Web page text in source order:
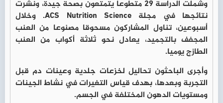
وشملت الدراسة 29 متطوعا يتمتعون بصحة جيدة، ونشرت
نتائجها في مجلة ACS Nutrition Science. وخلال
أسبوعين، تناول المشاركون مسحوقا مصنوعا من العنب
المجفف بالتجميد، يعادل نحو ثلاثة أكواب من العنب
الطازج يوميا.
وأجرى الباحثون تحاليل لخزعات جلدية وعينات دم قبل
التجربة وبعدها، بهدف قياس التغيرات في نشاط الجينات
ومستويات الدهون المختلفة في الجسم.